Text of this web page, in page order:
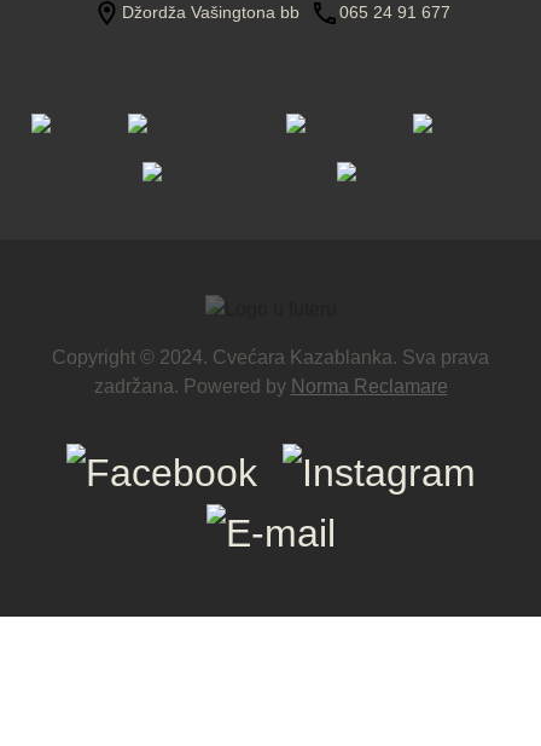
Džordža Vašingtona bb 065 24 91 677
Copyright © 2024. Cvećara Kazablanka. Sva prava
zadržana. Powered by Norma Reclamare